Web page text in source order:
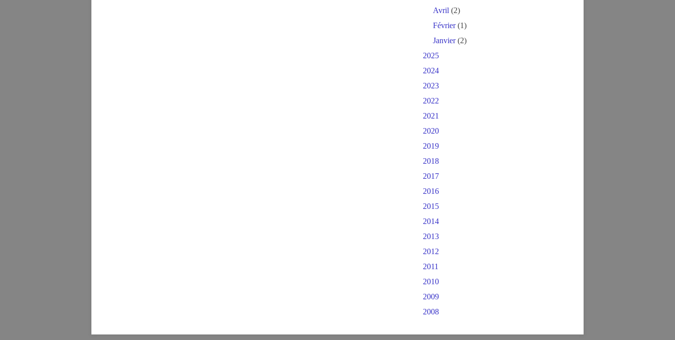
Avril (2)
Février(1)
Janvier(2)
2025
2024
2023
2022
2021
2020
2019
2018
2017
2016
2015
2014
2013
2012
2011
2010
2009
2008